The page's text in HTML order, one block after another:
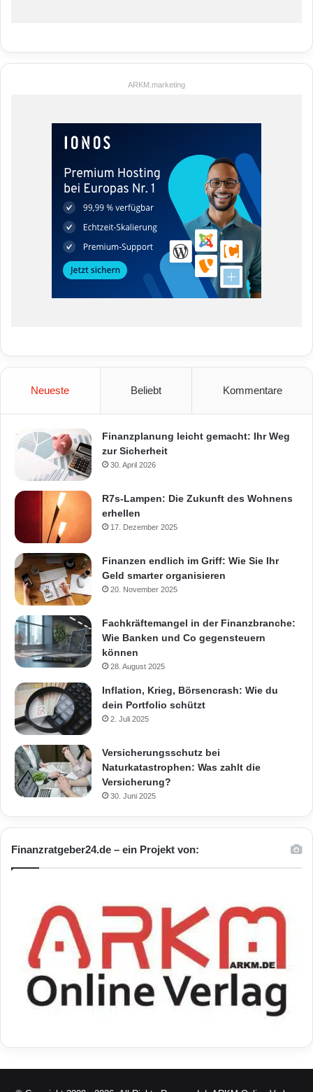
ARKM.marketing
Neueste Beliebt Kommentare
Finanzplanung leicht gemacht: Ihr Weg
zur Sicherheit
30. April 2026
R7s-Lampen: Die Zukunft des Wohnens
erhellen
17. Dezember 2025
Finanzen endlich im Griff: Wie Sie Ihr
Geld smarter organisieren
20. November 2025
Fachkräftemangel in der Finanzbranche:
Wie Banken und Co gegensteuern
können
28. August 2025
Inflation, Krieg, Börsencrash: Wie du
dein Portfolio schützt
2. Juli 2025
Versicherungsschutz bei
Naturkatastrophen: Was zahlt die
Versicherung?
30. Juni 2025
Finanzratgeber24.de – ein Projekt von: